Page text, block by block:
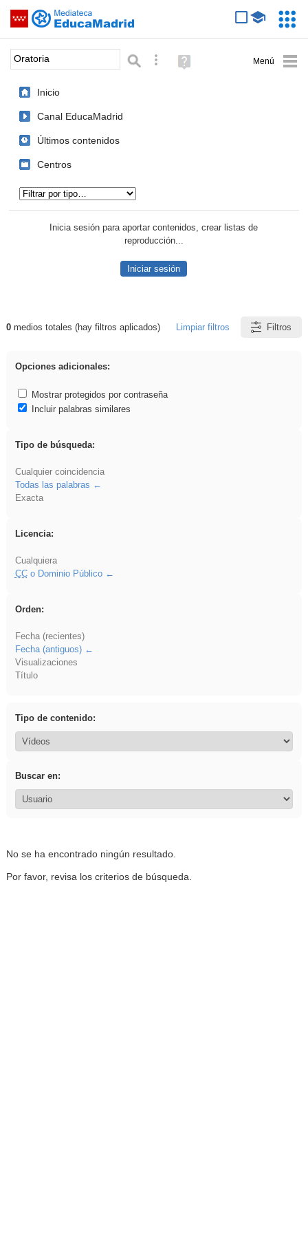
Saltar navegación
Palabra o frase: Búsqueda avanzada
Ayuda
(en
Inicio
Canal EducaMadrid
Últimos contenidos
Centros
Inicia sesión para aportar contenidos, crear listas de
reproducción...
Iniciar sesión
Resultados de: Oratoria
0medios totales (hay filtros aplicados) Limpiar filtros Filtros
Opciones adicionales:
Mostrar protegidos por contraseña
Incluir palabras similares
Tipo de búsqueda:
Cualquier coincidencia
Todas las palabras
Exacta
Licencia:
Cualquiera
CCo Dominio Público
Orden:
Fecha (recientes)
Fecha (antiguos)
Visualizaciones
Título
Tipo de contenido:
Buscar en:
No se ha encontrado ningún resultado.
Por favor, revisa los criterios de búsqueda.